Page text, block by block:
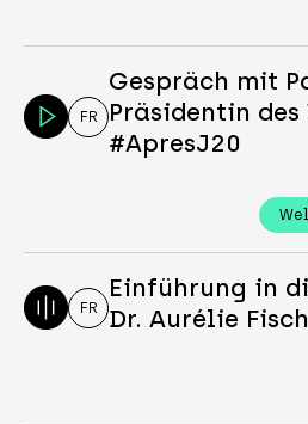
FR
Gespräch mit
Präsidentin des
#ApresJ20
FR
Einführung in
Dr. Aurélie